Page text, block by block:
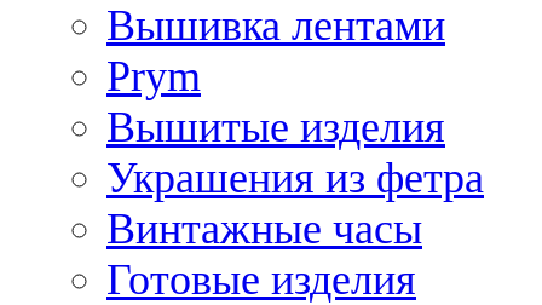
Вышивка лентами
Prym
Вышитые изделия
Украшения из фетра
Винтажные часы
Готовые изделия